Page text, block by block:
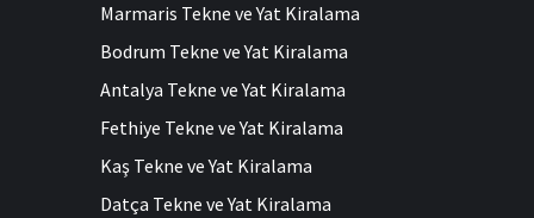
Marmaris Tekne ve Yat Kiralama
Bodrum Tekne ve Yat Kiralama
Antalya Tekne ve Yat Kiralama
Fethiye Tekne ve Yat Kiralama
Kaş Tekne ve Yat Kiralama
Datça Tekne ve Yat Kiralama